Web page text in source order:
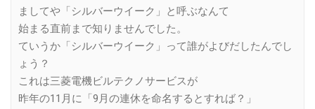
ましてや「シルバーウイーク」と呼ぶなんて
始まる直前まで知りませんでした。
ていうか「シルバーウイーク」って誰がよびだしたんでし
ょう？
これは三菱電機ビルテクノサービスが
昨年の11月に「9月の連休を命名するとすれば？」